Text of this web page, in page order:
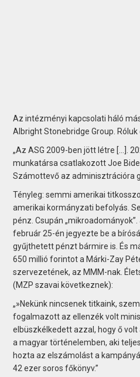
Az intézményi kapcsolati háló
Albright Stonebridge Group.
„Az ASG 2009-ben jött létre […].
munkatársa csatlakozott Joe
Számottevő az adminisztrációra
Tényleg: semmi amerikai
amerikai kormányzati befolyás.
pénz. Csupán
február 25-én jegyezte be a
gyűjthetett pénzt bármire is. És
650 millió forintot a Márki-Zay
szervezetének, az MMM-nak.
(MZP szavai következnek):
„»Nekünk nincsenek titkaink,
fogalmazott az ellenzék volt
elbüszkélkedett azzal, hogy ő
a magyar történelemben, aki
hozta az elszámolást a
42 ezer soros főkönyv.”